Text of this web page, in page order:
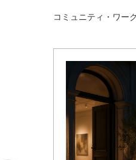
コミュニティ・ワー